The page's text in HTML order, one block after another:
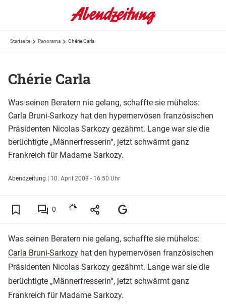
Startseite Panorama Chérie Carla
Chérie Carla
Was seinen Beratern nie gelang, schaffte sie mühelos:
Carla Bruni-Sarkozy hat den hypernervösen französischen
Präsidenten Nicolas Sarkozy gezähmt. Lange war sie die
berüchtigte „Männerfresserin“, jetzt schwärmt ganz
Frankreich für Madame Sarkozy.
Abendzeitung | 10. April 2008 - 16:50 Uhr
0
Was seinen Beratern nie gelang, schaffte sie mühelos:
Carla Bruni-Sarkozy hat den hypernervösen französischen
Präsidenten Nicolas Sarkozy gezähmt. Lange war sie die
berüchtigte „Männerfresserin“, jetzt schwärmt ganz
Frankreich für Madame Sarkozy.